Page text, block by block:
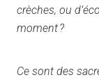
crèches, ou
moment ?
Ce sont des